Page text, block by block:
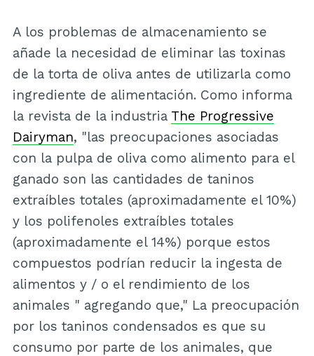
A los problemas de almacenamiento se
añade la necesidad de eliminar las toxinas
de la torta de oliva antes de utilizarla como
ingrediente de alimentación. Como informa
la revista de la industria The Progressive
Dairyman, "las preocupaciones asociadas
con la pulpa de oliva como alimento para el
ganado son las cantidades de taninos
extraíbles totales (aproximadamente el 10%)
y los polifenoles extraíbles totales
(aproximadamente el 14%) porque estos
compuestos podrían reducir la ingesta de
alimentos y / o el rendimiento de los
animales " agregando que," La preocupación
por los taninos condensados es que su
consumo por parte de los animales, que